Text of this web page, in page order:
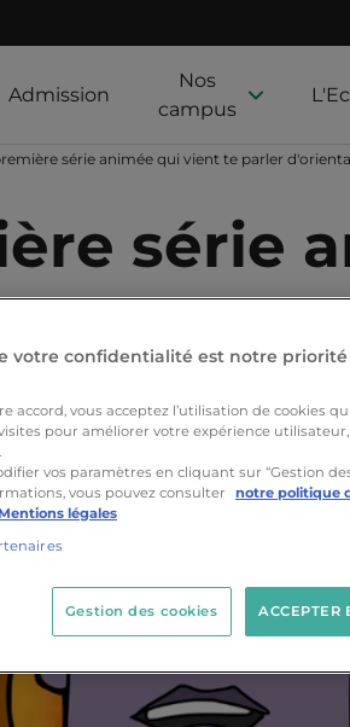
Admission
Nos
campus
série animée qui vient te parler
série
!
Actualités Nos
votre confidentialité est notre priorité
accord, vous acceptez l’utilisation de cookies
pour améliorer votre expérience
vos paramètres en cliquant sur “Gestion
vous pouvez consulter
notre politique
légales
ACCEPTER
Gestion des cookies